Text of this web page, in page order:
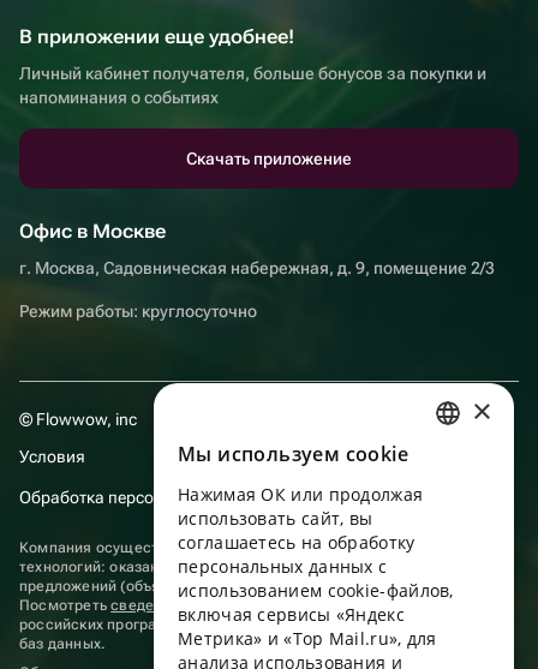
В приложении еще удобнее!
Личный кабинет получателя, больше бонусов за покупки и
напоминания о событиях
Скачать приложение
Офис в Москве
г. Москва, Садовническая набережная, д. 9, помещение 2/3
Режим работы: круглосуточно
© Flowwow, inc
Условия
Обработка персональных данных
Компания осуществляет деятельность в области информационных
технологий: оказание услуг в сети “Интернет” по размещению
предложений (объявлений) продавцов о реализации товаров.
Посмотретьсведения о программах
, включенных в реестр
российских программ для электронных вычислительных машин и
баз данных.
ENGLISH
UKRAINIAN
PORTUGUESE
×
Мы используем сookie
Нажимая ОК или продолжая
использовать сайт, вы
соглашаетесь на обработку
персональных данных с
использованием cookie-файлов,
включая сервисы «Яндекс
Метрика» и «Top Mail.ru», для
анализа использования и